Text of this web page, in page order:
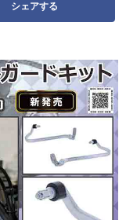
シェアする